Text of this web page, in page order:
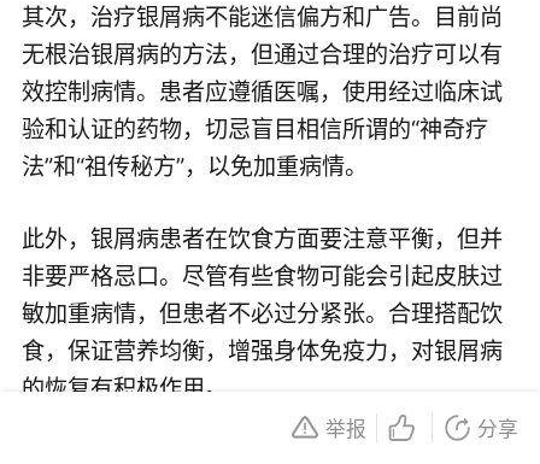
其次，治疗银屑病不能迷信偏方和广告。目前尚
无根治银屑病的方法，但通过合理的治疗可以有
效控制病情。患者应遵循医嘱，使用经过临床试
验和认证的药物，切忌盲目相信所谓的“神奇疗
法”和“祖传秘方”，以免加重病情。
此外，银屑病患者在饮食方面要注意平衡，但并
非要严格忌口。尽管有些食物可能会引起皮肤过
敏加重病情，但患者不必过分紧张。合理搭配饮
食，保证营养均衡，增强身体免疫力，对银屑病
的恢复有积极作用。
举报 分享